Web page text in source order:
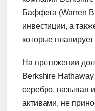
Баффета (Warren
инвестиции, а
которые планирует
На протяжении
Berkshire Hathaway
серебро, называя
активами, не